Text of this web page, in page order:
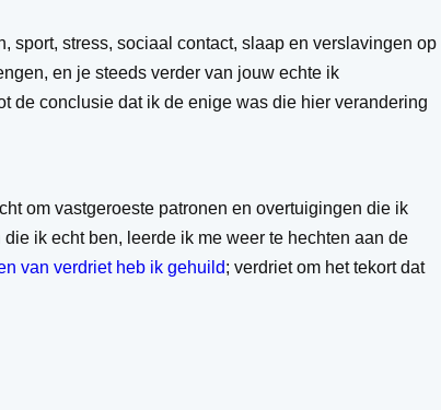
sport, stress, sociaal contact, slaap en verslavingen op
en je steeds verder van jouw echte ik
de conclusie dat ik de enige was die hier verandering
om vastgeroeste patronen en overtuigingen die ik
ik echt ben, leerde ik me weer te hechten aan de
van verdriet heb ik gehuild; verdriet om het tekort dat